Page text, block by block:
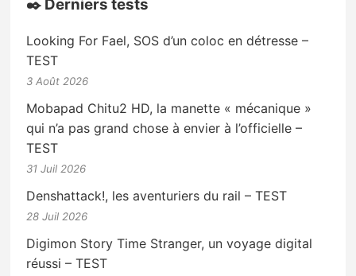
✒️ Derniers tests
Looking For Fael, SOS d’un coloc en détresse –
TEST
3 Août 2026
Mobapad Chitu2 HD, la manette « mécanique »
qui n’a pas grand chose à envier à l’officielle –
TEST
31 Juil 2026
Denshattack!, les aventuriers du rail – TEST
28 Juil 2026
Digimon Story Time Stranger, un voyage digital
réussi – TEST